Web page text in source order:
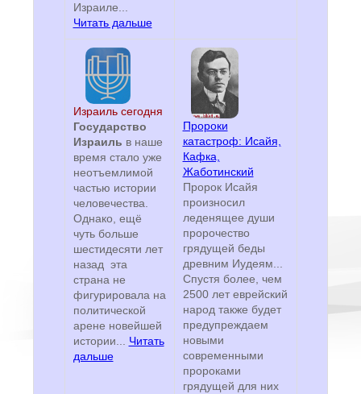
Израиле...
Читать дальше
Израиль сегодня
Государство
Израиль в наше
время стало уже
неотъемлимой
частью истории
человечества.
Однако, ещё
чуть больше
шестидесяти лет
назад эта
страна не
фигурировала на
политической
арене новейшей
истории... Читать
дальше
Пророки
катастроф: Исайя,
Кафка,
Жаботинский
Пророк Исайя
произносил
леденящее души
пророчество
грядущей беды
древним Иудеям...
Спустя более, чем
2500 лет еврейский
народ также будет
предупреждаем
новыми
современными
пророками
грядущей для них